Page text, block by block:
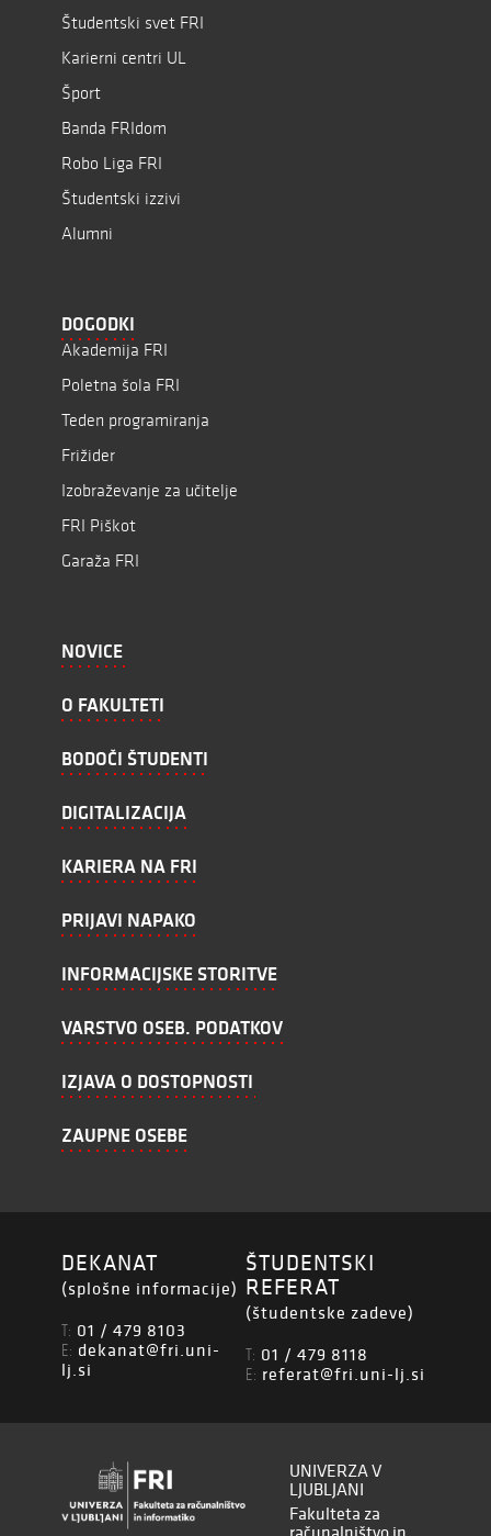
Študentski svet FRI
Karierni centri UL
Šport
Banda FRIdom
Robo Liga FRI
Študentski izzivi
Alumni
DOGODKI
Akademija FRI
Poletna šola FRI
Teden programiranja
Frižider
Izobraževanje za učitelje
FRI Piškot
Garaža FRI
NOVICE
O FAKULTETI
BODOČI ŠTUDENTI
DIGITALIZACIJA
KARIERA NA FRI
PRIJAVI NAPAKO
INFORMACIJSKE STORITVE
VARSTVO OSEB. PODATKOV
IZJAVA O DOSTOPNOSTI
ZAUPNE OSEBE
DEKANAT
(splošne informacije)
T: 01 / 479 8103
E: dekanat@fri.uni-
lj.si
ŠTUDENTSKI
REFERAT
(študentske zadeve)
T: 01 / 479 8118
E: referat@fri.uni-lj.si
UNIVERZA V
LJUBLJANI
Fakulteta za